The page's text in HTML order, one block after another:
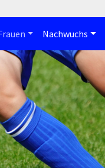
Nachwuchs